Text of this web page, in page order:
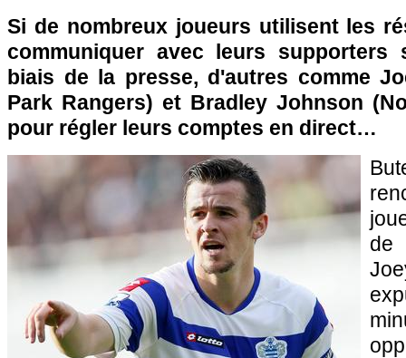
Si de nombreux joueurs utilisent les
communiquer avec leurs supporters
biais de la presse, d'autres comme
Park Rangers) et Bradley Johnson
pour régler leurs comptes en direct…
de